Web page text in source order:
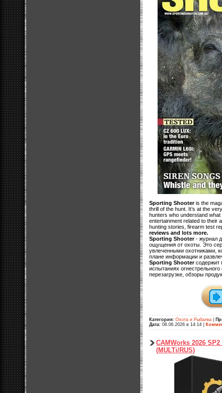
Sporting Shooteris the
thrill of the hunt. It’s at the
hunters who understand
entertainment related to their
hunting stories, firearm test
reviews and lots more.
Sporting Shooter- журнал
ощущения от охоты. Это
увлеченными охотниками,
плане информации и
Sporting Shooterсодержит
испытаниях
перезагрузке, обзоры
Категория: Охота и Рыбалка
Дата: 08.06.2026 в 14:14
CAMWorks 2026
(MULTi/RUS)